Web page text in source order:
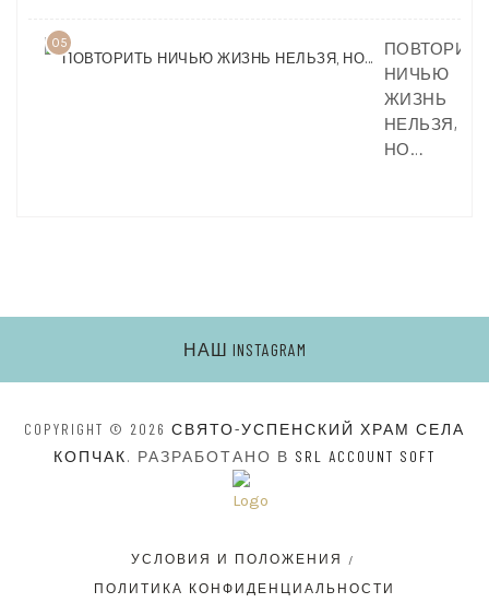
05
ПОВТОРИТЬ
НИЧЬЮ
ЖИЗНЬ
НЕЛЬЗЯ,
НО…
НАШ INSTAGRAM
COPYRIGHT © 2026 СВЯТО-УСПЕНСКИЙ ХРАМ СЕЛА
КОПЧАК. РАЗРАБОТАНО В SRL ACCOUNT SOFT
УСЛОВИЯ И ПОЛОЖЕНИЯ
ПОЛИТИКА КОНФИДЕНЦИАЛЬНОСТИ